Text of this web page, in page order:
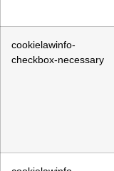
cookielawinfo-
checkbox-necessary